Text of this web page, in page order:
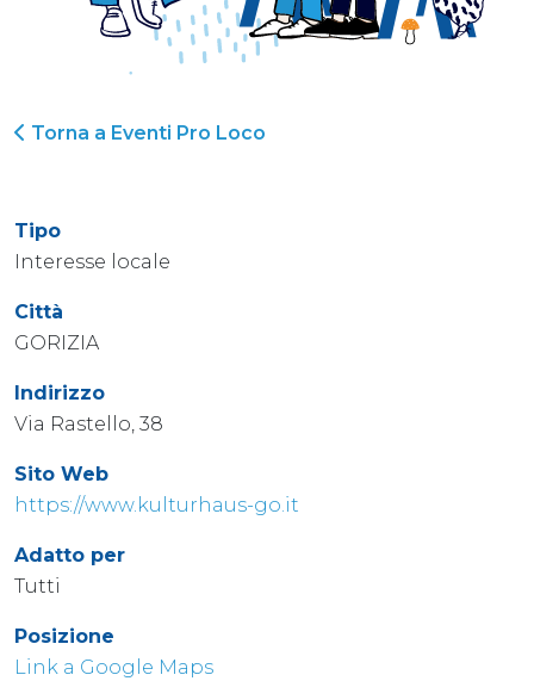
Torna a Eventi Pro Loco
Tipo
Interesse locale
Città
GORIZIA
Indirizzo
Via Rastello, 38
Sito Web
https://www.kulturhaus-go.it
Adatto per
Tutti
Posizione
Link a Google Maps